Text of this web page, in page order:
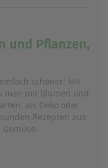
und Pflanzen,
schöner: Mit
man mit Blumen und
als Deko oder
Rezepten aus